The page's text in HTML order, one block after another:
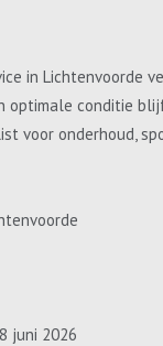
in Lichtenvoorde
conditie
voor onderhoud,
juni 2026